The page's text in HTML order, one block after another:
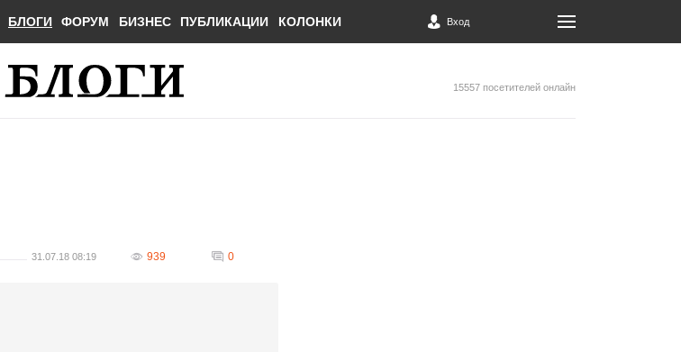
БЛОГИ ФОРУМ БИЗНЕС ПУБЛИКАЦИИ КОЛОНКИ Вход
15557 посетителей онлайн
31.07.18 08:19 939 0